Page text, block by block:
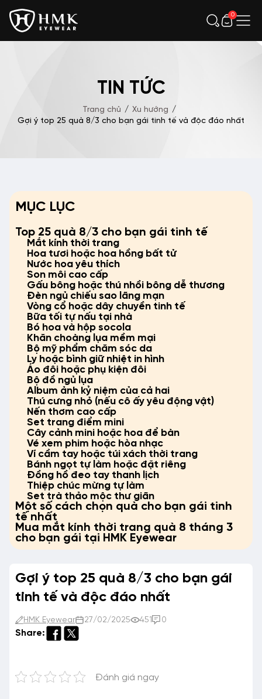
0
TIN TỨC
Trang chủ / Xu hướng /
Gợi ý top 25 quà 8/3 cho bạn gái tinh tế và độc đáo nhất
Gợi ý top 25 quà 8/3 cho bạn gái
tinh tế và độc đáo nhất
HMK Eyewear 27/02/2025 451 0
Share:
Đánh giá ngay
MỤC LỤC
Top 25 quà 8/3 cho bạn gái tinh tế
Mắt kính thời trang
Hoa tươi hoặc hoa hồng bất tử
Nước hoa yêu thích
Son môi cao cấp
Gấu bông hoặc thú nhồi bông dễ thương
Đèn ngủ chiếu sao lãng mạn
Vòng cổ hoặc dây chuyền tinh tế
Bữa tối tự nấu tại nhà
Bó hoa và hộp socola
Khăn choàng lụa mềm mại
Bộ mỹ phẩm chăm sóc da
Ly hoặc bình giữ nhiệt in hình
Áo đôi hoặc phụ kiện đôi
Bộ đồ ngủ lụa
Album ảnh kỷ niệm của cả hai
Thú cưng nhỏ (nếu cô ấy yêu động vật)
Nến thơm cao cấp
Set trang điểm mini
Cây cảnh mini hoặc hoa để bàn
Vé xem phim hoặc hòa nhạc
Ví cầm tay hoặc túi xách thời trang
Bánh ngọt tự làm hoặc đặt riêng
Đồng hồ đeo tay thanh lịch
Thiệp chúc mừng tự làm
Set trà thảo mộc thư giãn
Một số cách chọn quà cho bạn gái tinh
tế nhất
Mua mắt kính thời trang quà 8 tháng 3
cho bạn gái tại HMK Eyewear